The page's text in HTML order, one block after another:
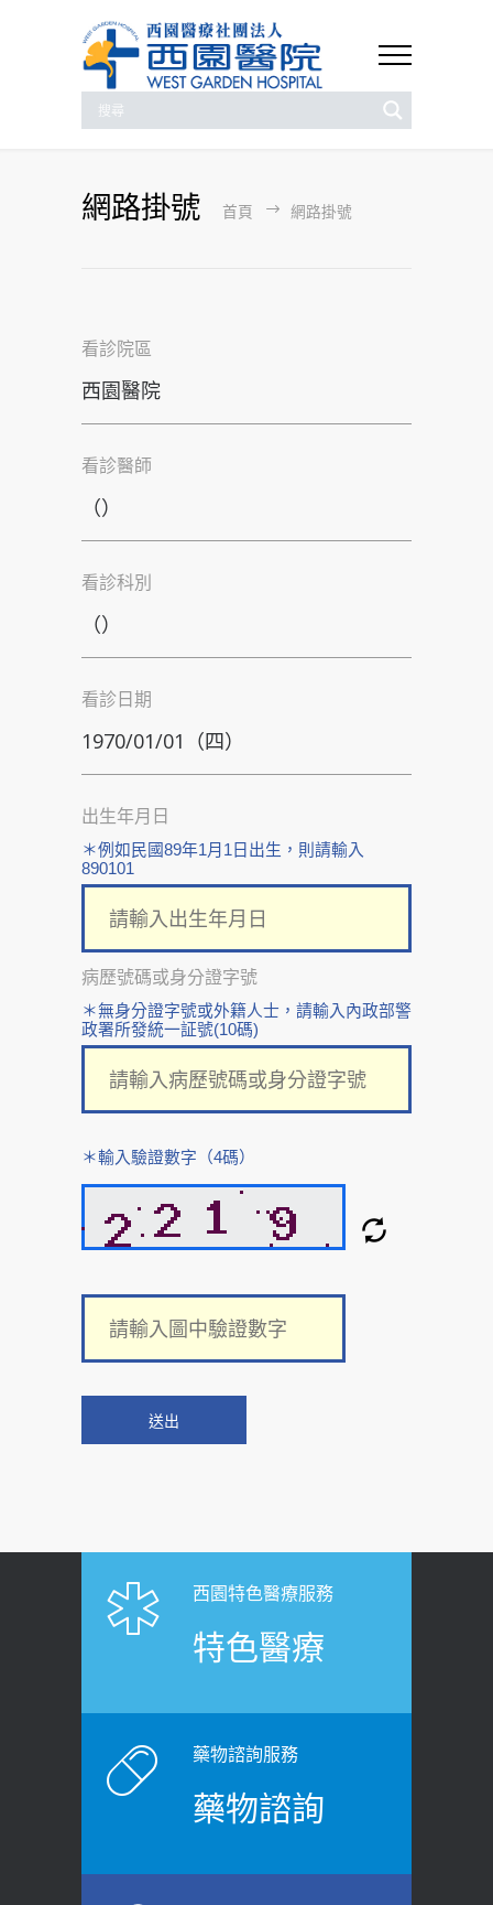
網路掛號 首頁 網路掛號
看診院區
看診醫師
看診科別
看診日期
出生年月日
＊例如民國89年1月1日出生，則請輸入
890101
病歷號碼或身分證字號
＊無身分證字號或外籍人士，請輸入內政部警
政署所發統一証號(10碼)
＊輸入驗證數字（4碼）
西園特色醫療服務
特色醫療
藥物諮詢服務
藥物諮詢